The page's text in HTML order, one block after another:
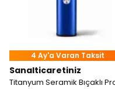
4 Ay'a Varan Taksit
Sanalticaretiniz